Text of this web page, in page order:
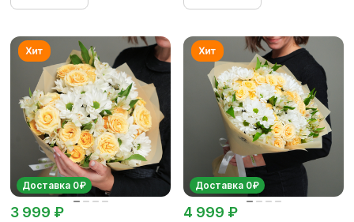
Доставка 0₽
3 999 ₽
Доставка 0₽
4 999 ₽